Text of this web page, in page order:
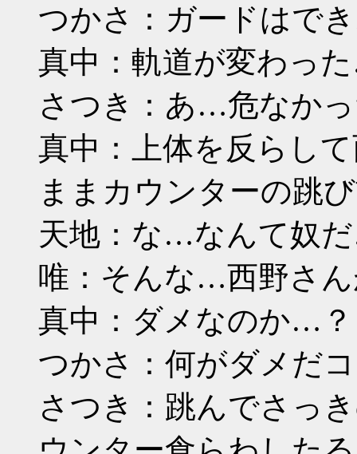
つかさ：ガードはで
真中：軌道が変わっ
さつき：あ…危なか
真中：上体を反らし
ままカウンターの跳
天地：な…なんて奴
唯：そんな…西野さ
真中：ダメなのか…？
つかさ：何がダメだ
さつき：跳んでさっ